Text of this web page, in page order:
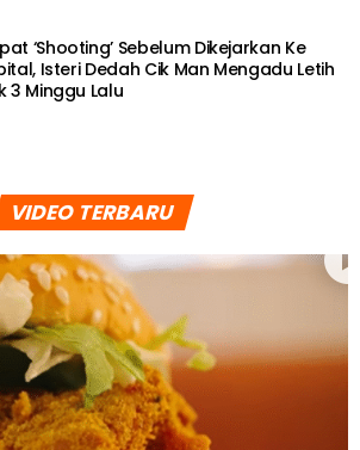
‘Shooting’ Sebelum Dikejarkan Ke
Isteri Dedah Cik Man Mengadu Letih
3 Minggu Lalu
VIDEO TERBARU